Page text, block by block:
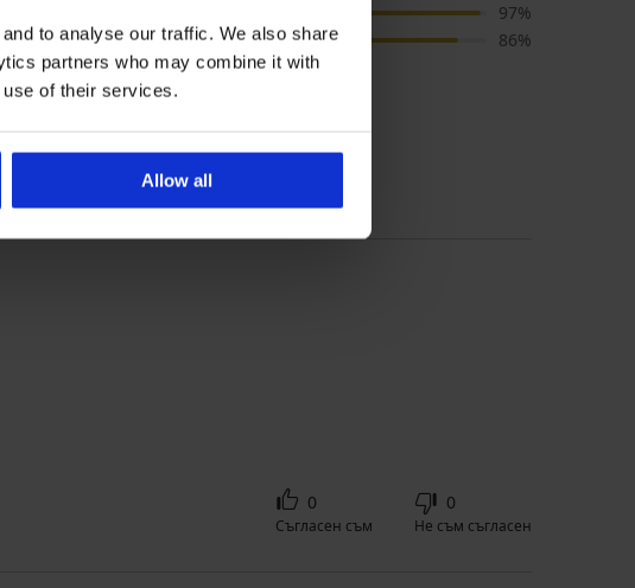
to analyse our traffic. We also share
partners who may combine it with
use of their services.
Allow all
0x
0x
97%
цена
86%
след 'Консултация' за размер
0
Съгласен съм
0
Не съм съгласен